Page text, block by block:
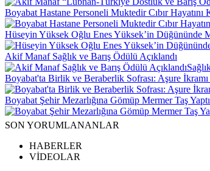
Boyabat Hastane Personeli Muktedir Cıbır Hayatını
Hüseyin Yüksek Oğlu Enes Yüksek’in Düğününde
Akif Manaf Sağlık ve Barış Ödülü Açıklandı
Boyabat'ta Birlik ve Beraberlik Sofrası: Aşure
Boyabat Şehir Mezarlığına Gömüp Mermer Taş
SON YORUMLANANLAR
HABERLER
VİDEOLAR